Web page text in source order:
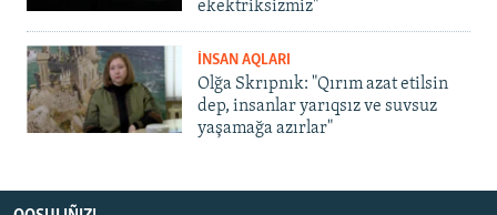
ekektriksizmiz"
İNSAN AQLARI
Olğa Skrıpnık: "Qırım azat etilsin
dep, insanlar yarıqsız ve suvsuz
yaşamağa azırlar"